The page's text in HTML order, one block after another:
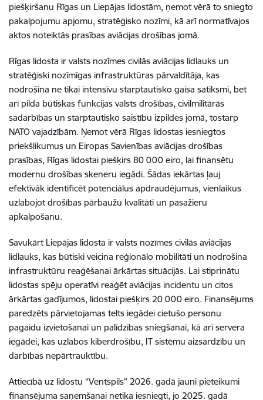
piešķiršanu Rīgas un Liepājas lidostām, ņemot vērā to sniegto
pakalpojumu apjomu, stratēģisko nozīmi, kā arī normatīvajos
aktos noteiktās prasības aviācijas drošības jomā.
Rīgas lidosta ir valsts nozīmes civilās aviācijas lidlauks un
stratēģiski nozīmīgas infrastruktūras pārvaldītāja, kas
nodrošina ne tikai intensīvu starptautisko gaisa satiksmi, bet
arī pilda būtiskas funkcijas valsts drošības, civilmilitārās
sadarbības un starptautisko saistību izpildes jomā, tostarp
NATO vajadzībām. Ņemot vērā Rīgas lidostas iesniegtos
priekšlikumus un Eiropas Savienības aviācijas drošības
prasības, Rīgas lidostai piešķirs 80 000 eiro, lai finansētu
modernu drošības skeneru iegādi. Šādas iekārtas ļauj
efektīvāk identificēt potenciālus apdraudējumus, vienlaikus
uzlabojot drošības pārbaužu kvalitāti un pasažieru
apkalpošanu.
Savukārt Liepājas lidosta ir valsts nozīmes civilās aviācijas
lidlauks, kas būtiski veicina reģionālo mobilitāti un nodrošina
infrastruktūru reaģēšanai ārkārtas situācijās. Lai stiprinātu
lidostas spēju operatīvi reaģēt aviācijas incidentu un citos
ārkārtas gadījumos, lidostai piešķirs 20 000 eiro. Finansējums
paredzēts pārvietojamas telts iegādei cietušo personu
pagaidu izvietošanai un palīdzības sniegšanai, kā arī servera
iegādei, kas uzlabos kiberdrošību, IT sistēmu aizsardzību un
darbības nepārtrauktību.
Attiecībā uz lidostu “Ventspils” 2026. gadā jauni pieteikumi
finansējuma saņemšanai netika iesniegti, jo 2025. gadā